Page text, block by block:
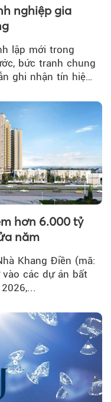
nghiệp gia
lập mới trong
bức tranh chung
ghi nhận tín hiệu
hơn 6.000 tỷ
năm
Khang Điền (mã:
các dự án bất